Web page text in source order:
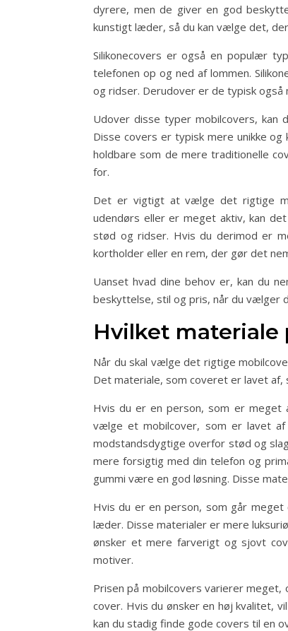
dyrere, men de giver en god
kunstigt læder, så du kan vælge det,
Silikonecovers er også en populær
telefonen op og ned af lommen.
og ridser. Derudover er de typisk
Udover disse typer mobilcovers,
Disse covers er typisk mere unikke
holdbare som de mere traditionelle
for.
Det er vigtigt at vælge det rigtige
udendørs eller er meget aktiv, kan
stød og ridser. Hvis du derimod er
kortholder eller en rem, der gør det
Uanset hvad dine behov er, kan du
beskyttelse, stil og pris, når du vælger
Hvilket materiale
Når du skal vælge det rigtige
Det materiale, som coveret er lavet
Hvis du er en person, som er
vælge et mobilcover, som er lavet
modstandsdygtige overfor stød og
mere forsigtig med din telefon og
gummi være en god løsning. Disse
Hvis du er en person, som går
læder. Disse materialer er mere
ønsker et mere farverigt og sjovt
motiver.
Prisen på mobilcovers varierer
cover. Hvis du ønsker en høj kvalitet,
kan du stadig finde gode covers til en